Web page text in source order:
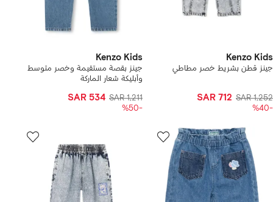
Kenzo Kids
جينز قطن بشريط خصر مطاطي
SAR 1,252
SAR 712
-%40
Kenzo Kids
جينز بقصة مستقيمة وخصر متوسط
وأبليكة شعار الماركة
SAR 1,211
SAR 534
-%50